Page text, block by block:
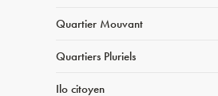
Quartier Mouvant
Quartiers Pluriels
Ilo citoyen